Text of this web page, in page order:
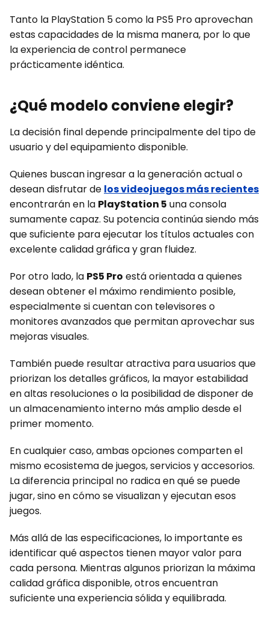
Tanto la PlayStation 5 como la PS5 Pro aprovechan
estas capacidades de la misma manera, por lo que
la experiencia de control permanece
prácticamente idéntica.
¿Qué modelo conviene elegir?
La decisión final depende principalmente del tipo de
usuario y del equipamiento disponible.
Quienes buscan ingresar a la generación actual o
desean disfrutar de los videojuegos más recientes
encontrarán en la PlayStation 5 una consola
sumamente capaz. Su potencia continúa siendo más
que suficiente para ejecutar los títulos actuales con
excelente calidad gráfica y gran fluidez.
Por otro lado, la PS5 Pro está orientada a quienes
desean obtener el máximo rendimiento posible,
especialmente si cuentan con televisores o
monitores avanzados que permitan aprovechar sus
mejoras visuales.
También puede resultar atractiva para usuarios que
priorizan los detalles gráficos, la mayor estabilidad
en altas resoluciones o la posibilidad de disponer de
un almacenamiento interno más amplio desde el
primer momento.
En cualquier caso, ambas opciones comparten el
mismo ecosistema de juegos, servicios y accesorios.
La diferencia principal no radica en qué se puede
jugar, sino en cómo se visualizan y ejecutan esos
juegos.
Más allá de las especificaciones, lo importante es
identificar qué aspectos tienen mayor valor para
cada persona. Mientras algunos priorizan la máxima
calidad gráfica disponible, otros encuentran
suficiente una experiencia sólida y equilibrada.